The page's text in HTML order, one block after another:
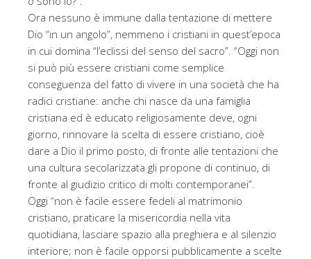
Ora nessuno è immune dalla tentazione di mettere
Dio “in un angolo”, nemmeno i cristiani in quest’epoca
in cui domina “l’eclissi del senso del sacro”. “Oggi non
si può più essere cristiani come semplice
conseguenza del fatto di vivere in una società che ha
radici cristiane: anche chi nasce da una famiglia
cristiana ed è educato religiosamente deve, ogni
giorno, rinnovare la scelta di essere cristiano, cioè
dare a Dio il primo posto, di fronte alle tentazioni che
una cultura secolarizzata gli propone di continuo, di
fronte al giudizio critico di molti contemporanei”.
Oggi “non è facile essere fedeli al matrimonio
cristiano, praticare la misericordia nella vita
quotidiana, lasciare spazio alla preghiera e al silenzio
interiore; non è facile opporsi pubblicamente a scelte